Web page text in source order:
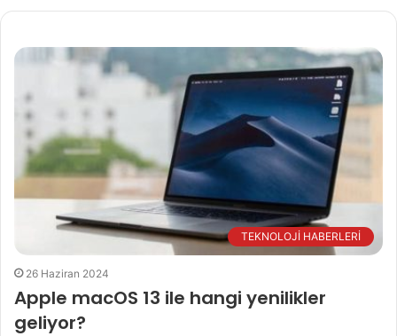
TEKNOLOJİ HABERLERİ
26 Haziran 2024
Apple macOS 13 ile hangi yenilikler
geliyor?